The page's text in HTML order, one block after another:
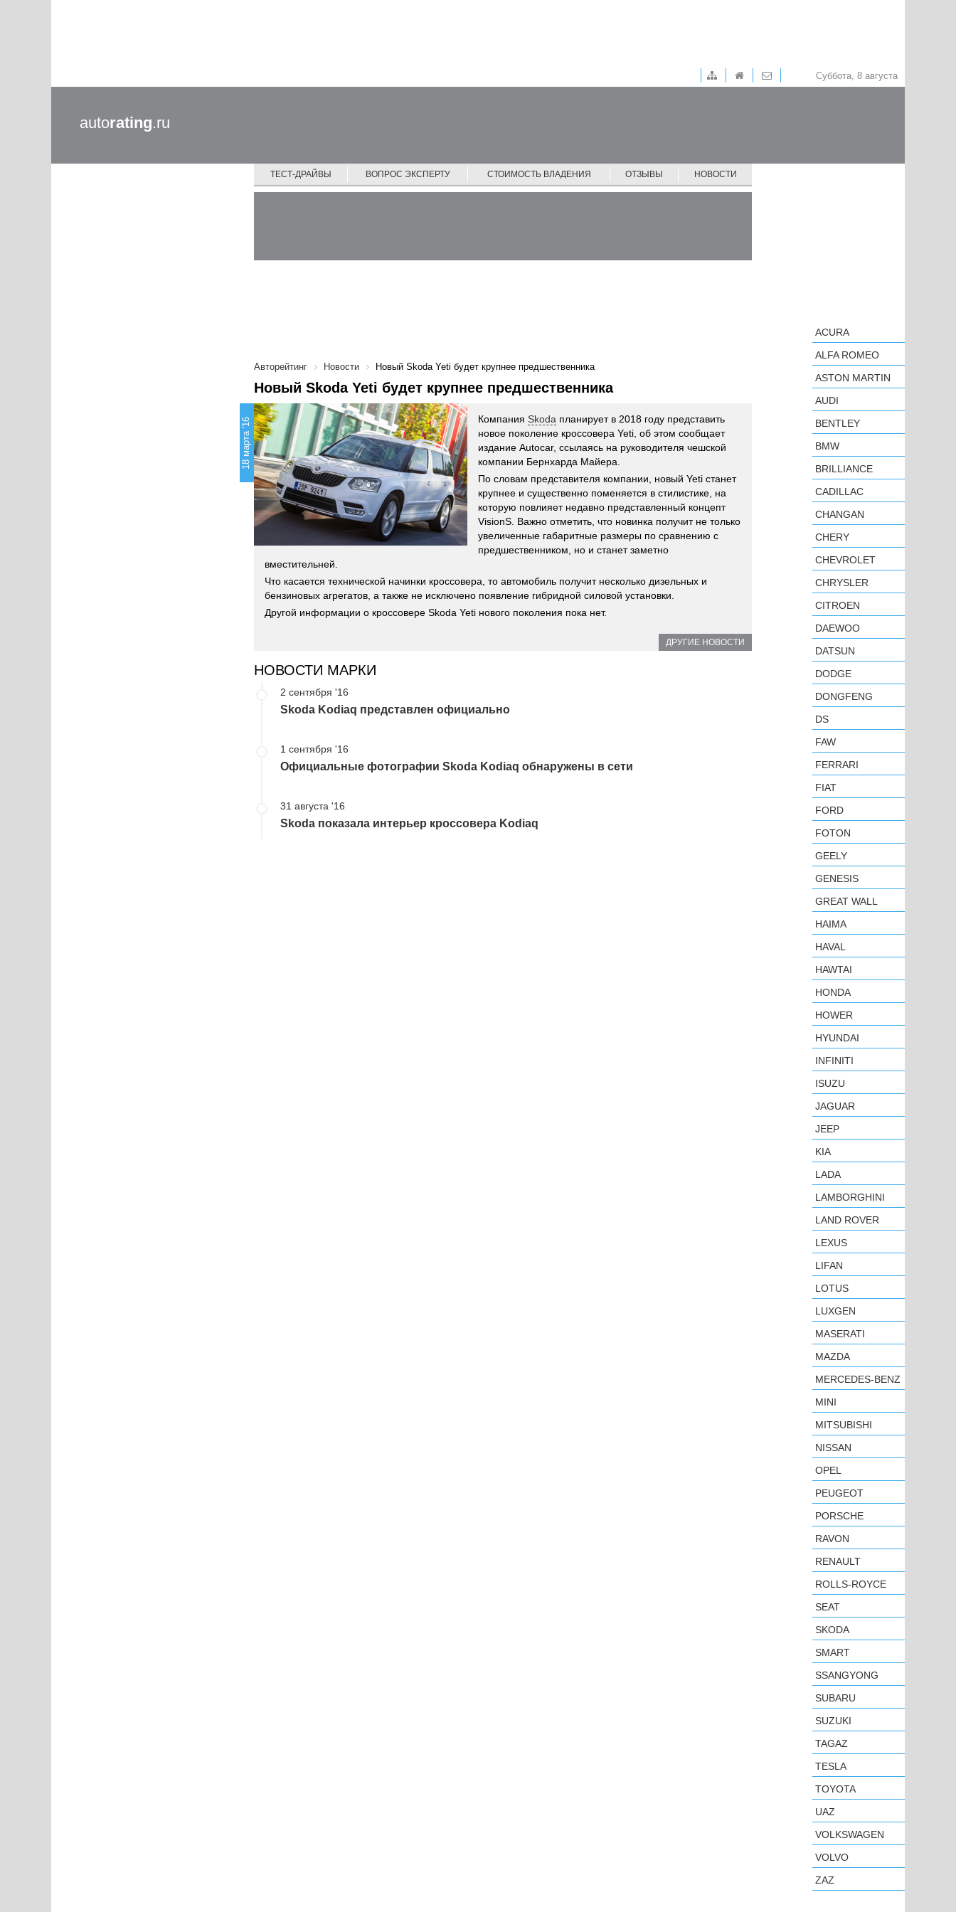
Суббота, 8 августа
autorating.ru
ТЕСТ-ДРАЙВЫ ВОПРОС ЭКСПЕРТУ СТОИМОСТЬ ВЛАДЕНИЯ ОТЗЫВЫ НОВОСТИ
Авторейтинг Новости Новый Skoda Yeti будет крупнее предшественника
Новый Skoda Yeti будет крупнее предшественника
18 марта '16 Компания Skoda планирует в 2018 году представить
новое поколение кроссовера Yeti, об этом сообщает
издание Autocar, ссылаясь на руководителя чешской
компании Бернхарда Майера.
По словам представителя компании, новый Yeti станет
крупнее и существенно поменяется в стилистике, на
которую повлияет недавно представленный концепт
VisionS. Важно отметить, что новинка получит не только
увеличенные габаритные размеры по сравнению с
предшественником, но и станет заметно
вместительней.
Что касается технической начинки кроссовера, то автомобиль получит несколько дизельных и
бензиновых агрегатов, а также не исключено появление гибридной силовой установки.
Другой информации о кроссовере Skoda Yeti нового поколения пока нет.
ДРУГИЕ НОВОСТИ
НОВОСТИ МАРКИ
2 сентября '16
Skoda Kodiaq представлен официально
1 сентября '16
Официальные фотографии Skoda Kodiaq обнаружены в сети
31 августа '16
Skoda показала интерьер кроссовера Kodiaq
ACURA
ALFA ROMEO
ASTON MARTIN
AUDI
BENTLEY
BMW
BRILLIANCE
CADILLAC
CHANGAN
CHERY
CHEVROLET
CHRYSLER
CITROEN
DAEWOO
DATSUN
DODGE
DONGFENG
DS
FAW
FERRARI
FIAT
FORD
FOTON
GEELY
GENESIS
GREAT WALL
HAIMA
HAVAL
HAWTAI
HONDA
HOWER
HYUNDAI
INFINITI
ISUZU
JAGUAR
JEEP
KIA
LADA
LAMBORGHINI
LAND ROVER
LEXUS
LIFAN
LOTUS
LUXGEN
MASERATI
MAZDA
MERCEDES-BENZ
MINI
MITSUBISHI
NISSAN
OPEL
PEUGEOT
PORSCHE
RAVON
RENAULT
ROLLS-ROYCE
SEAT
SKODA
SMART
SSANGYONG
SUBARU
SUZUKI
TAGAZ
TESLA
TOYOTA
UAZ
VOLKSWAGEN
VOLVO
ZAZ